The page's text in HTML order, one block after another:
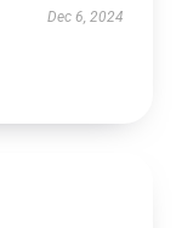
Dec 6, 2024